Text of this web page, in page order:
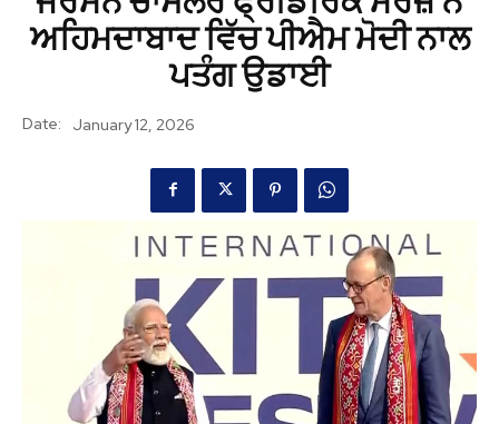
ਅਹਿਮਦਾਬਾਦ ਵਿੱਚ ਪੀਐਮ ਮੋਦੀ ਨਾਲ
ਪਤੰਗ ਉਡਾਈ
Date: January 12, 2026